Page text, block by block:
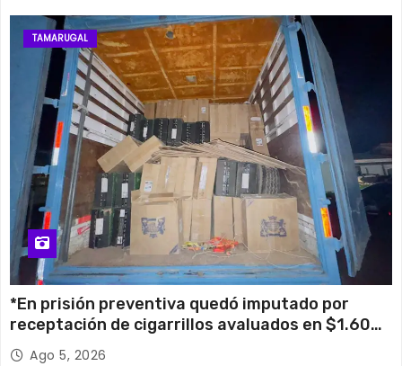
TAMARUGAL
*En prisión preventiva quedó imputado por
receptación de cigarrillos avaluados en $1.600
millones*
Ago 5, 2026